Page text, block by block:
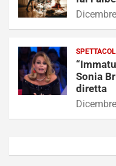
Sonia
diretta